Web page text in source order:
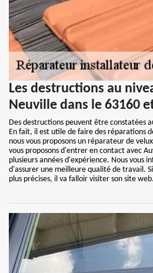
Les destructions au
Neuville dans le 63160
Des destructions peuvent être constatées
En fait, il est utile de faire des réparations
nous vous proposons un réparateur de
vous proposons d'entrer en contact avec
plusieurs années d'expérience. Nous vous
d'assurer une meilleure qualité de travail.
plus précises, il va falloir visiter son site web.